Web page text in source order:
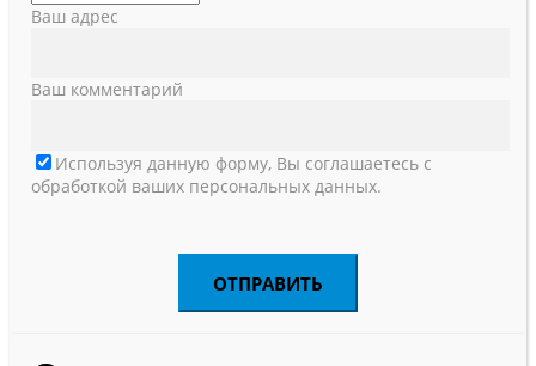
Ваш адрес
Ваш комментарий
Используя данную форму, Вы соглашаетесь с
обработкой ваших персональных данных.